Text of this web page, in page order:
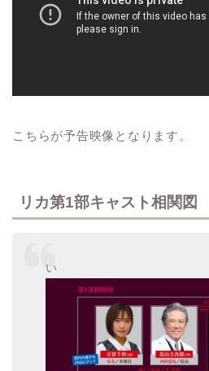
こちらが予告映像となります。
リカ第1部キャスト相関図
い